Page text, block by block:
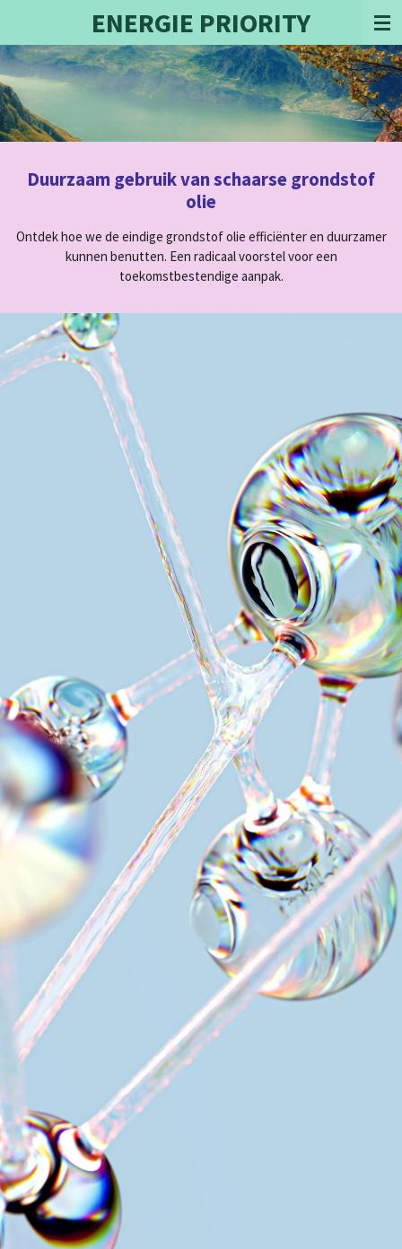
naar
de
hoofdinhoud
ENERGIE PRIORITY
Duurzaam gebruik van schaarse grondstof
olie
Ontdek hoe we de eindige grondstof olie efficiënter en duurzamer
kunnen benutten. Een radicaal voorstel voor een
toekomstbestendige aanpak.